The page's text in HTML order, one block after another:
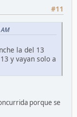
#11
la del 13
y vayan solo a
porque se